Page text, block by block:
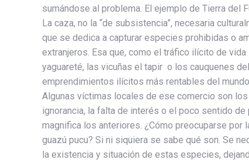
sumándose al problema. El ejemplo de Tierra del
La caza, no la “de subsistencia”, necesaria
que se dedica a capturar especies prohibidas o
extranjeros. Esa que, como el tráfico ilícito de
yaguareté, las vicuñas el tapir o los cauquenes
emprendimientos ilícitos más rentables del
Algunas víctimas locales de ese comercio son
ignorancia, la falta de interés o el poco sentido
magnifica los anteriores. ¿Cómo preocuparse por
guazú pucu? Si ni siquiera se sabe qué son. Se
la existencia y situación de estas especies,